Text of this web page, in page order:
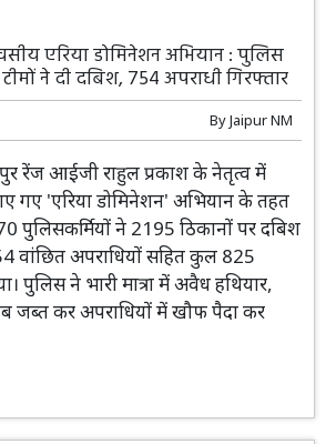
एरिया डोमिनेशन अभियान : पुलिस
ने दी दबिश, 754 अपराधी गिरफ्तार
ByJaipur NM
रेंज आईजी राहुल प्रकाश के नेतृत्व में
गए 'एरिया डोमिनेशन' अभियान के तहत
पुलिसकर्मियों ने 2195 ठिकानों पर दबिश
वांछित अपराधियों सहित कुल 825
पुलिस ने भारी मात्रा में अवैध हथियार,
जब्त कर अपराधियों में खौफ पैदा कर